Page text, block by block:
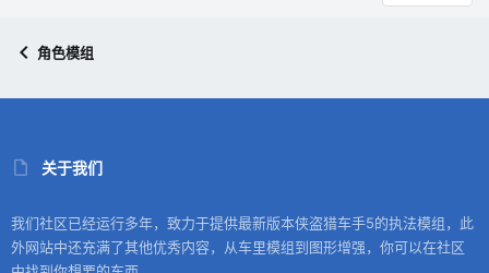
角色模组
关于我们
我们社区已经运行多年，致力于提供最新版本侠盗猎车手5的执法模组，此
外网站中还充满了其他优秀内容，从车里模组到图形增强，你可以在社区